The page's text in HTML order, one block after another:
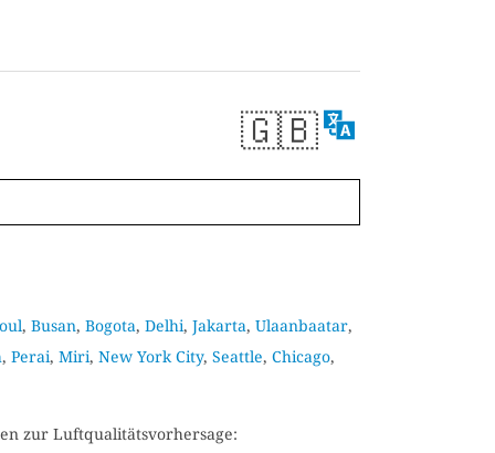
🇬🇧
, Busan, Bogota, Delhi, Jakarta, Ulaanbaatar,
, Perai, Miri, New York City, Seattle, Chicago,
zur Luftqualitätsvorhersage: